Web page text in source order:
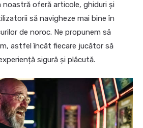
oferă articole, ghiduri și
să navigheze mai bine în
de noroc. Ne propunem să
astfel încât fiecare jucător să
sigură și plăcută.